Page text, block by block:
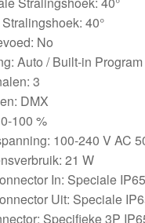
40°
No
Auto / Built-in
3
DMX
100 %
100-240 V AC
21 W
In: Speciale
Uit: Speciale
Specifieke 3P